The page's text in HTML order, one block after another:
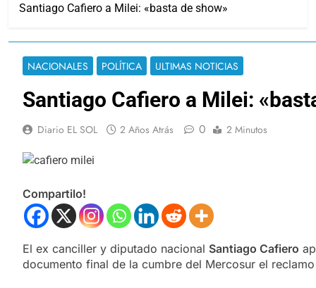
Santiago Cafiero a Milei: «basta de show»
NACIONALES POLÍTICA ULTIMAS NOTICIAS
Santiago Cafiero a Milei:
Diario EL SOL 2 Años Atrás 0 2 Minutos
Compartilo!
El ex canciller y diputado nacional Santiago Cafiero
documento final de la cumbre del Mercosur el